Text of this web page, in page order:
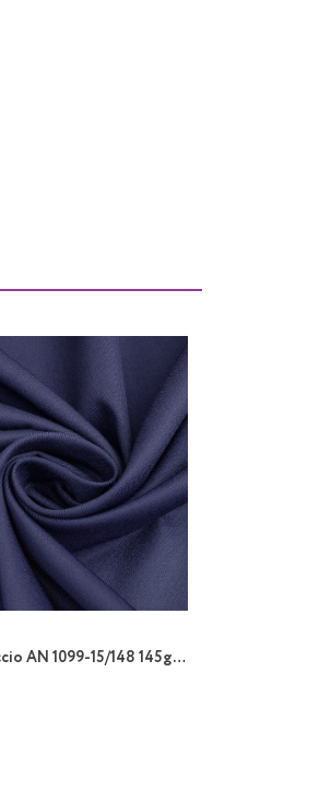
Ткань Capriccio AN 1099-15/148 145gr K поливискоза